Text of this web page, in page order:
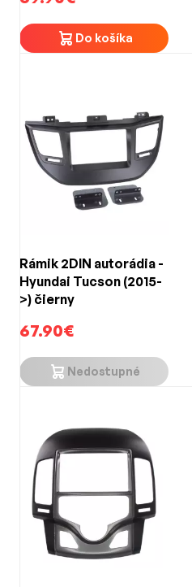
Do košíka
Rámik 2DIN autorádia -
Hyundai Tucson (2015-
>) čierny
67.90€
Nedostupné